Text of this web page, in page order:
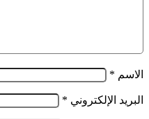
الاسم *
البريد الإلكتروني *